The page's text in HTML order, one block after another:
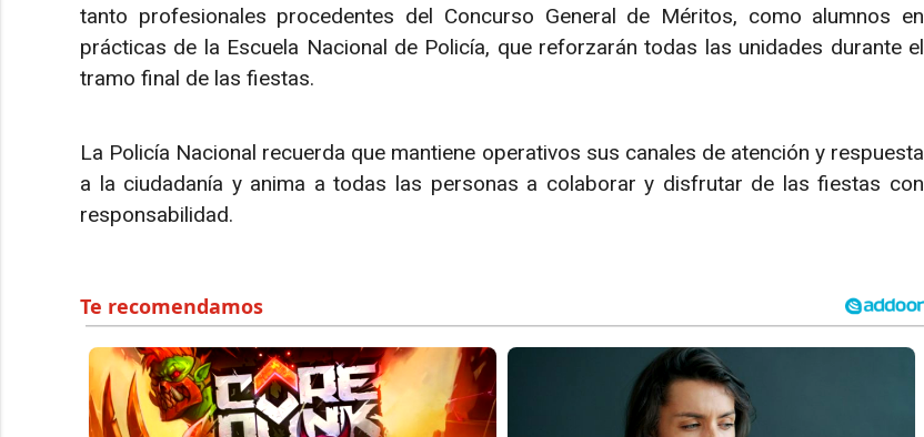
tanto profesionales procedentes del Concurso General de Méritos, como alumnos en
prácticas de la Escuela Nacional de Policía, que reforzarán todas las unidades durante el
tramo final de las fiestas.
La Policía Nacional recuerda que mantiene operativos sus canales de atención y respuesta
a la ciudadanía y anima a todas las personas a colaborar y disfrutar de las fiestas con
responsabilidad.